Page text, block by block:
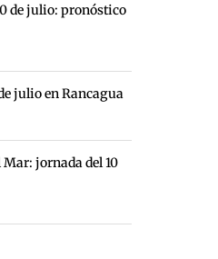
de julio: pronóstico
julio en Rancagua
jornada del 10